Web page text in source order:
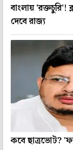
বাংলায় 'রক্তচুরি'!
দেবে রাজ্য
কবে ছাত্রভোট?